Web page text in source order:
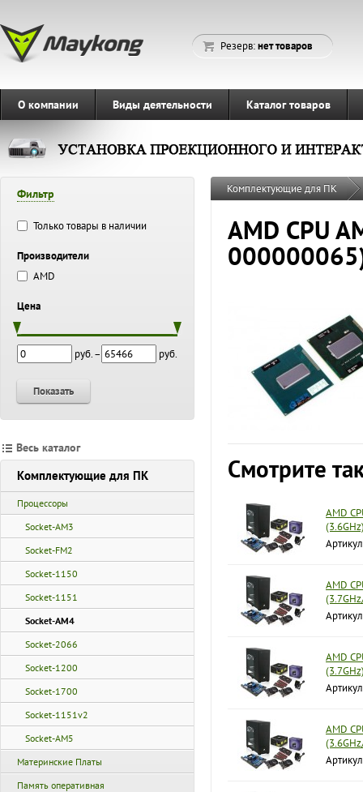
Резерв:нет товаров
О компании Виды деятельности Каталог товаров
Фильтр
Только товары в наличии
Производители
AMD
Цена
руб. – руб.
Показать
Весь каталог
Комплектующие для ПК
Процессоры
Socket-AM3
Socket-FM2
Socket-1150
Socket-1151
Socket-AM4
Socket-2066
Socket-1200
Socket-1700
Socket-1151v2
Socket-AM5
Материнские Платы
Память оперативная
Комплектующие для ПК
AMD CPU
Смотрите
AMD
AMD
AMD
AMD